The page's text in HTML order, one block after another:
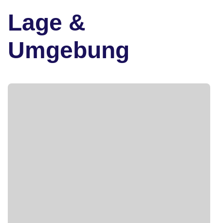
Lage &
Umgebung